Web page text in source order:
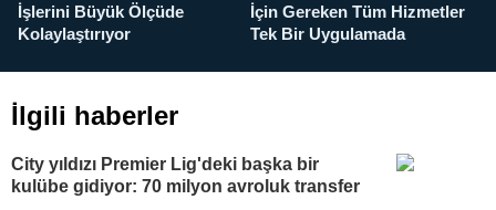
İşlerini Büyük Ölçüde
Kolaylaştırıyor
İçin Gereken Tüm Hizmetler
Tek Bir Uygulamada
İlgili haberler
City yıldızı Premier Lig'deki başka bir
kulübe gidiyor: 70 milyon avroluk transfer